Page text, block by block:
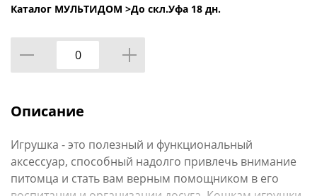
Каталог МУЛЬТИДОМ >До скл.Уфа 18 дн.
Описание
Игрушка - это полезный и функциональный
аксессуар, способный надолго привлечь внимание
питомца и стать вам верным помощником в его